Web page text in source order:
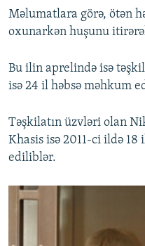
Məlumatlara görə, ötən
oxunarkən huşunu
Bu ilin aprelində isə
isə 24 il həbsə məhkum
Təşkilatın üzvləri olan
Khasis isə 2011-ci ildə
ediliblər.